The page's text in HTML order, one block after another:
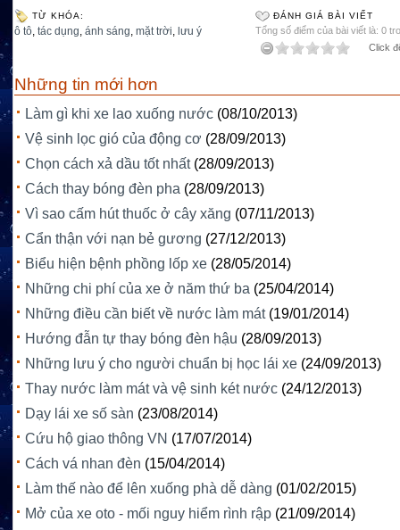
TỪ KHÓA:
ô tô, tác dụng, ánh sáng, mặt trời, lưu ý
ĐÁNH GIÁ BÀI VIẾT
Tổng số điểm của bài viết là: 0
Click
Những tin mới hơn
Làm gì khi xe lao xuống nước (08/10/2013)
Vệ sinh lọc gió của động cơ (28/09/2013)
Chọn cách xả dầu tốt nhất (28/09/2013)
Cách thay bóng đèn pha (28/09/2013)
Vì sao cấm hút thuốc ở cây xăng (07/11/2013)
Cẩn thận với nạn bẻ gương (27/12/2013)
Biểu hiện bệnh phồng lốp xe (28/05/2014)
Những chi phí của xe ở năm thứ ba (25/04/2014)
Những điều cần biết về nước làm mát (19/01/2014)
Hướng đẫn tự thay bóng đèn hậu (28/09/2013)
Những lưu ý cho người chuẩn bị học lái xe (24/09/2013)
Thay nước làm mát và vệ sinh két nước (24/12/2013)
Dạy lái xe số sàn (23/08/2014)
Cứu hộ giao thông VN (17/07/2014)
Cách vá nhan đèn (15/04/2014)
Làm thế nào để lên xuống phà dễ dàng (01/02/2015)
Mở của xe oto - mối nguy hiểm rình rập (21/09/2014)